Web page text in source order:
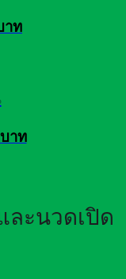
าท
าท
ละนวดเปิด